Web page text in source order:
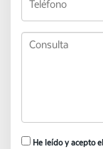
He leído y acepto el